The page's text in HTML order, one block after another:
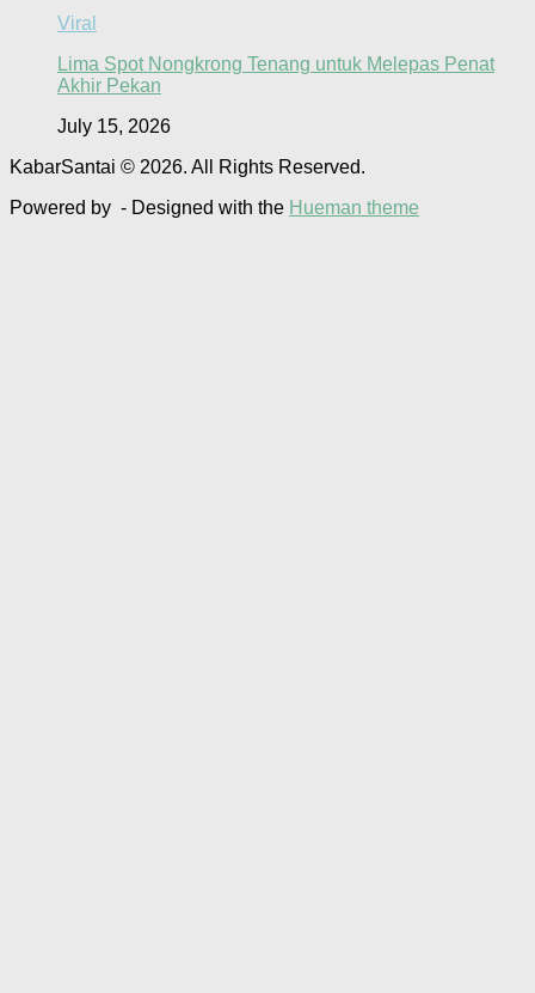
Viral
Lima Spot Nongkrong Tenang untuk Melepas Penat
Akhir Pekan
July 15, 2026
KabarSantai © 2026. All Rights Reserved.
Powered by - Designed with the Hueman theme